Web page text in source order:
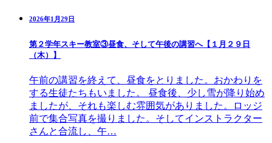
2026年1月29日
第２学年スキー教室③昼食、そして午後の講習へ【１月２９日
（木）】
午前の講習を終えて、昼食をとりました。おかわりを
する生徒たちもいました。 昼食後、少し雪が降り始め
ましたが、それも楽しむ雰囲気がありました。ロッジ
前で集合写真を撮りました。そしてインストラクター
さんと合流し、午…